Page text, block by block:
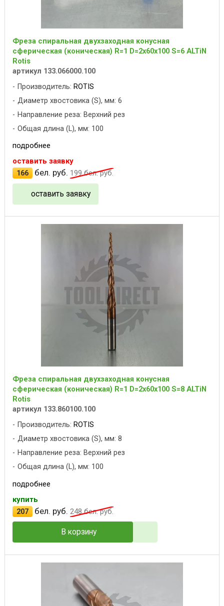
Фреза спиральная двухзаходная конусная
сферическая (коническая) R=1 D=2x60x100 S=6 ALTiN
Rotis
артикул 133.066000.100
Производитель: ROTIS
Диаметр хвостовика (S), мм: 6
Направление реза: Верхний рез
Общая длина (L), мм: 100
подробнее
оставить заявку
166
бел. руб. 199бел. руб.
оставить заявку
Фреза спиральная двухзаходная конусная
сферическая (коническая) R=1 D=2x60x100 S=8 ALTiN
Rotis
артикул 133.860100.100
Производитель: ROTIS
Диаметр хвостовика (S), мм: 8
Направление реза: Верхний рез
Общая длина (L), мм: 100
подробнее
купить
207
бел. руб. 248бел. руб.
В корзину